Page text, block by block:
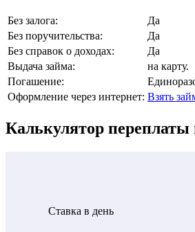
Без залога:
Да
Без поручительства:
Да
Без справок о доходах:
Да
Выдача займа:
на карту.
Погашение:
Оформление через интернет: Взять
Калькулятор переплаты
Ставка в день